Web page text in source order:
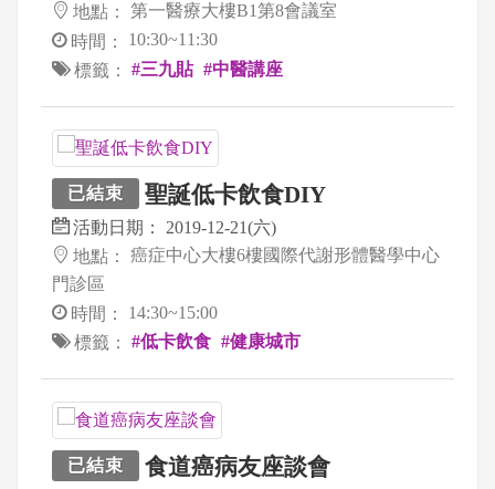
地點：
第一醫療大樓B1第8會議室
時間：
10:30~11:30
標籤：
#三九貼 #中醫講座
已結束 聖誕低卡飲食DIY
活動日期：
2019-12-21(六)
地點：
癌症中心大樓6樓國際代謝形體醫學中心
門診區
時間：
14:30~15:00
標籤：
#低卡飲食 #健康城市
已結束 食道癌病友座談會